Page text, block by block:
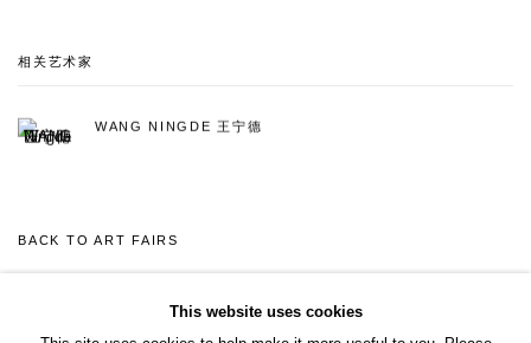
相关艺术家
WANG NINGDE 王宁德
BACK TO ART FAIRS
This website uses cookies